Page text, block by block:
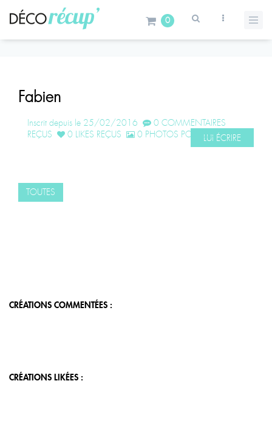
0
Fabien
Inscrit depuis le 25/02/2016
0 COMMENTAIRES
REÇUS
0 LIKES REÇUS 0 PHOTOS POSTÉESLUI ÉCRIRE
TOUTES
CRÉATIONS COMMENTÉES :
CRÉATIONS LIKÉES :